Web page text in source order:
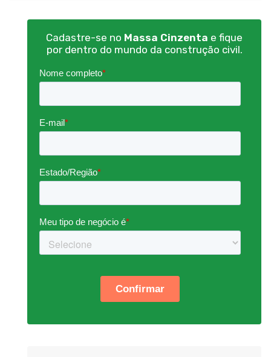
Cadastre-se no Massa Cinzenta e fique
por dentro do mundo da construção civil.